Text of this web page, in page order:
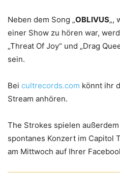
Neben dem Song „OBLIVUS„,
einer Show zu hören war,
„Threat Of Joy“ und „Drag
sein.
Bei cultrecords.com könnt ihr
Stream anhören.
The Strokes spielen außerdem
spontanes Konzert im Capitol
am Mittwoch auf Ihrer